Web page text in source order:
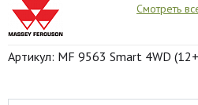
Смотреть
Артикул: MF 9563 Smart 4WD